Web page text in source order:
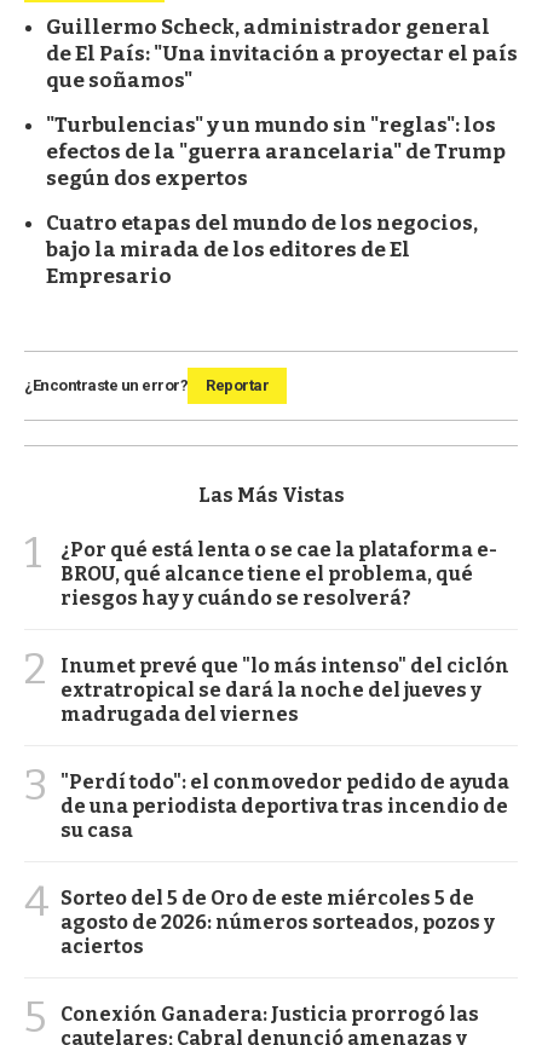
Guillermo Scheck, administrador general
de El País: "Una invitación a proyectar el país
que soñamos"
"Turbulencias" y un mundo sin "reglas": los
efectos de la "guerra arancelaria" de Trump
según dos expertos
Cuatro etapas del mundo de los negocios,
bajo la mirada de los editores de El
Empresario
¿Encontraste un error? Reportar
Las Más Vistas
1
¿Por qué está lenta o se cae la plataforma e-
BROU, qué alcance tiene el problema, qué
riesgos hay y cuándo se resolverá?
2
Inumet prevé que "lo más intenso" del ciclón
extratropical se dará la noche del jueves y
madrugada del viernes
3
"Perdí todo": el conmovedor pedido de ayuda
de una periodista deportiva tras incendio de
su casa
4 Sorteo del 5 de Oro de este miércoles 5 de
agosto de 2026: números sorteados, pozos y
aciertos
5
Conexión Ganadera: Justicia prorrogó las
cautelares; Cabral denunció amenazas y